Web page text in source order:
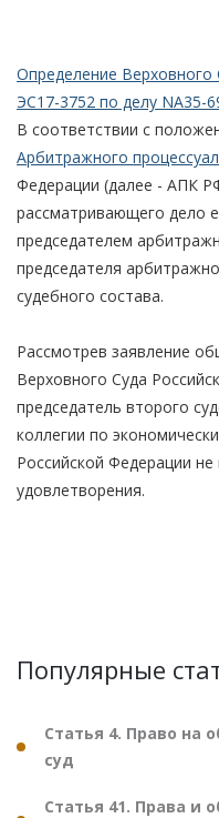
Определение Верховного
ЭС17-3752 по делу NА35-
В соответствии с
Арбитражного
Федерации (далее - АПК
рассматривающего дело
председателем
председателя
судебного состава.
Рассмотрев заявление
Верховного Суда
председатель второго
коллегии по
Российской Федерации
удовлетворения.
Популярные
Статья 4. Право на
суд
Статья 41. Права и